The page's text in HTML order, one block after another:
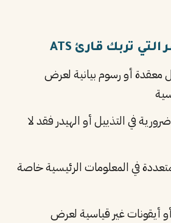
معقدة أو رسوم بيانية لعرض
في التذييل أو الهيدر فقد لا
في المعلومات الرئيسية خاصة
أيقونات غير قياسية لعرض